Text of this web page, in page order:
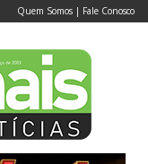
Quem Somos | Fale Conosco